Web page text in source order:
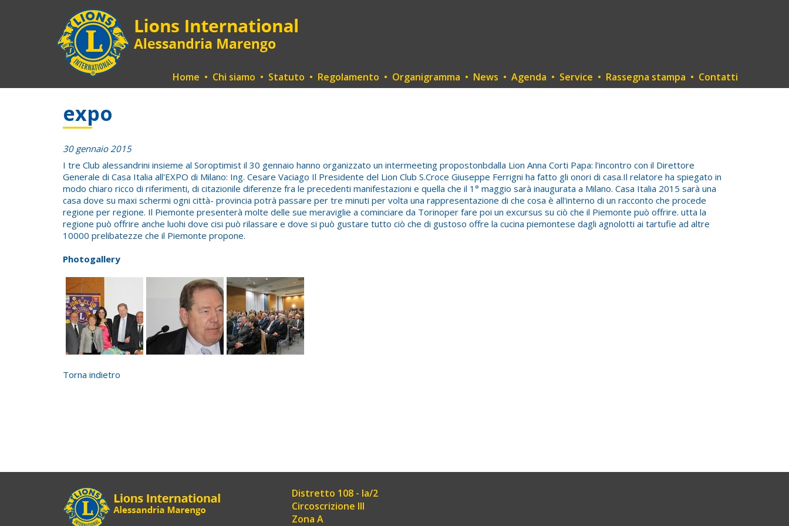
Home • Chi siamo • Statuto • Regolamento • Organigramma • News • Agenda • Service • Rassegna stampa • Contatti
expo
30 gennaio 2015
I tre Club alessandrini insieme al Soroptimist il 30 gennaio hanno organizzato un intermeeting propostonbdalla Lion Anna Corti Papa: l'incontro con il Direttore
Generale di Casa Italia all'EXPO di Milano: Ing. Cesare Vaciago Il Presidente del Lion Club S.Croce Giuseppe Ferrigni ha fatto gli onori di casa.Il relatore ha spiegato in
modo chiaro ricco di riferimenti, di citazionile diferenze fra le precedenti manifestazioni e quella che il 1° maggio sarà inaugurata a Milano. Casa Italia 2015 sarà una
casa dove su maxi schermi ogni città- provincia potrà passare per tre minuti per volta una rappresentazione di che cosa è all'interno di un racconto che procede
regione per regione. Il Piemonte presenterà molte delle sue meraviglie a cominciare da Torinoper fare poi un excursus su ciò che il Piemonte può offrire. utta la
regione può offrire anche luohi dove cisi può rilassare e dove si può gustare tutto ciò che di gustoso offre la cucina piemontese dagli agnolotti ai tartufie ad altre
10000 prelibatezze che il Piemonte propone.
Photogallery
Torna indietro
Distretto 108 - Ia/2
Circoscrizione III
Zona A